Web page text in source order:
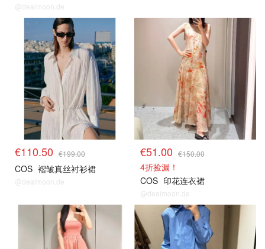
@dealmoon.de
€110.50 €199.00
COS 褶皱真丝衬衫裙
@dealmoon.de
€51.00 €150.00
4折捡漏！
COS 印花连衣裙
@dealmoon.de